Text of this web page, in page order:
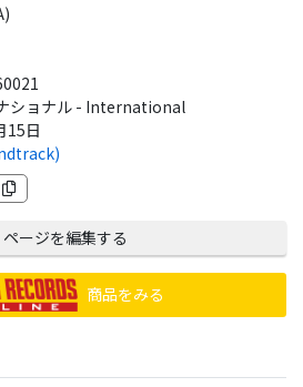
ショナル - International
15日
ページを編集する
商品をみる